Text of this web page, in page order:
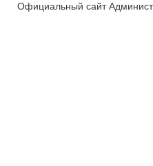
Официальный сайт